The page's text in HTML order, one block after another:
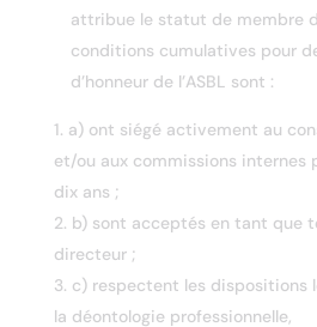
attribue le statut de membre
conditions cumulatives pour
d’honneur de l’ASBL sont :
a) ont siégé activement au
et/ou aux commissions internes
dix ans ;
b) sont acceptés en tant que
directeur ;
c) respectent les dispositions
la déontologie professionnelle,